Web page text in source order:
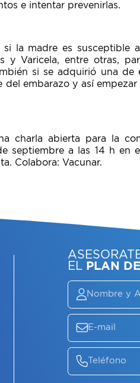
e intentar prevenirlas.
la madre es susceptible
y Varicela, entre otras,
si se adquirió una de
embarazo y así
charla abierta para la
septiembre a las 14 h en
Colabora: Vacunar.